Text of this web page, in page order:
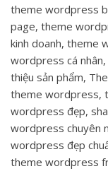
theme wordpress
page, theme
kinh doanh, theme
wordpress cá
thiệu sản phẩm,
theme wordpress,
wordpress đẹp,
wordpress chuyên
wordpress đẹp
theme wordpress